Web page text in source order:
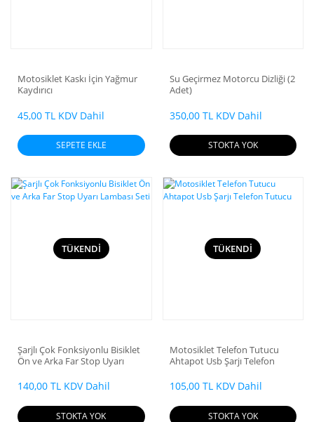
Motosiklet Kaskı İçin Yağmur
Kaydırıcı
45,00 TL KDV Dahil
SEPETE EKLE
Su Geçirmez Motorcu Dizliği (2
Adet)
350,00 TL KDV Dahil
STOKTA YOK
TÜKENDİ
Şarjlı Çok Fonksiyonlu Bisiklet
Ön ve Arka Far Stop Uyarı
140,00 TL KDV Dahil
STOKTA YOK
TÜKENDİ
Motosiklet Telefon Tutucu
Ahtapot Usb Şarjı Telefon
105,00 TL KDV Dahil
STOKTA YOK